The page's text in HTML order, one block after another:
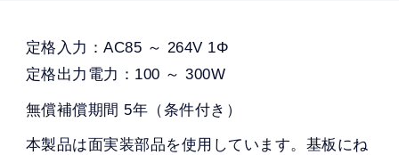
定格入力：AC85 ～ 264V 1Φ
定格出力電力：100 ～ 300W
無償補償期間 5年（条件付き）
本製品は面実装部品を使用しています。基板にね